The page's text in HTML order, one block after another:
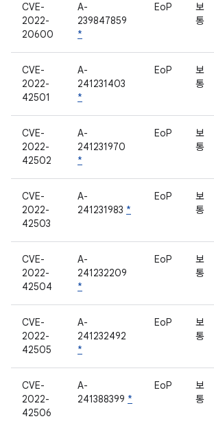
CVE-
2022-
20600
A-
239847859
*
EoP
보
통
CVE-
2022-
42501
A-
241231403
*
EoP
보
통
CVE-
2022-
42502
A-
241231970
*
EoP
보
통
CVE-
2022-
42503
A-
241231983 *
EoP
보
통
CVE-
2022-
42504
A-
241232209
*
EoP
보
통
CVE-
2022-
42505
A-
241232492
*
EoP
보
통
CVE-
2022-
42506
A-
241388399 *
EoP
보
통